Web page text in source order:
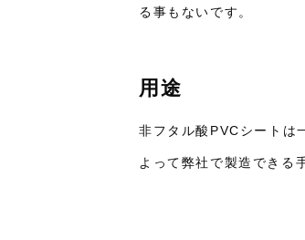
る事もないです。
用途
非フタル酸PVCシートは
よって弊社で製造できる